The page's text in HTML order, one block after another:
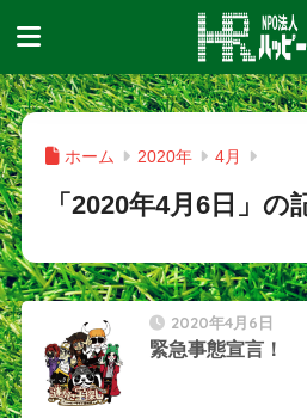
ホーム 2020年 4月
「2020年4月6日」の
2020年4月6日
緊急事態宣言！